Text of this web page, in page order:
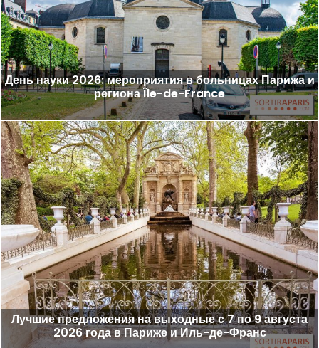
День науки 2026: мероприятия в больницах Парижа и
региона Île-de-France
Лучшие предложения на выходные с 7 по 9 августа
2026 года в Париже и Иль-де-Франс